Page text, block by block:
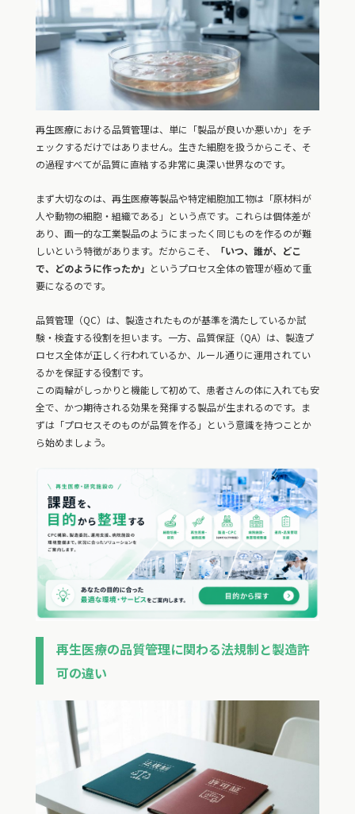
再生医療における品質管理は、単に「製品が良いか悪いか」をチ
ェックするだけではありません。生きた細胞を扱うからこそ、そ
の過程すべてが品質に直結する非常に奥深い世界なのです。
まず大切なのは、再生医療等製品や特定細胞加工物は「原材料が
人や動物の細胞・組織である」という点です。これらは個体差が
あり、画一的な工業製品のようにまったく同じものを作るのが難
しいという特徴があります。だからこそ、
「いつ、誰が、どこ
で、どのように作ったか」 というプロセス全体の管理が極めて重
要になるのです。
品質管理（QC）は、製造されたものが基準を満たしているか試
験・検査する役割を担います。一方、品質保証（QA）は、製造プ
ロセス全体が正しく行われているか、ルール通りに運用されてい
るかを保証する役割です。
この両輪がしっかりと機能して初めて、患者さんの体に入れても安
全で、かつ期待される効果を発揮する製品が生まれるのです。ま
ずは「プロセスそのものが品質を作る」という意識を持つことか
ら始めましょう。
再生医療の品質管理に関わる法規制と製造許
可の違い